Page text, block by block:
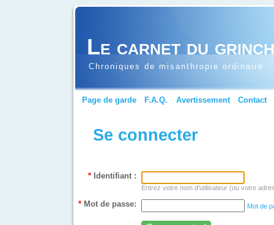
Le carnet du
Chroniques de misanthropie ordinaire
Page de garde F.A.Q. Avertissement Contact
Se connecter
* Identifiant :
Entrez votre nom d'utilisateur (ou votre
* Mot de passe: Mot de